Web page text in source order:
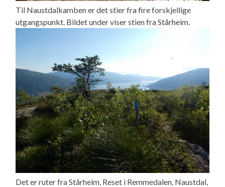
Til Naustdalkamben er det stier fra fire forskjellige
utgangspunkt. Bildet under viser stien fra Stårheim.
Det er ruter fra Stårheim, Reset i Remmedalen, Naustdal,